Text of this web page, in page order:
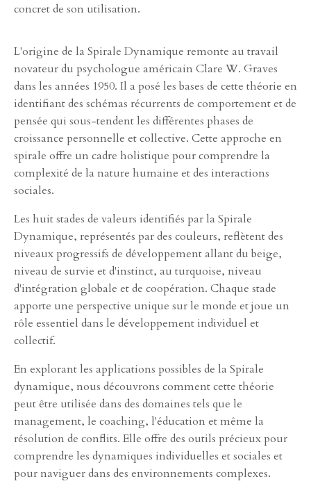
concret de son utilisation.
L'origine de la Spirale Dynamique remonte au travail
novateur du psychologue américain Clare W. Graves
dans les années 1950. Il a posé les bases de cette théorie en
identifiant des schémas récurrents de comportement et de
pensée qui sous-tendent les différentes phases de
croissance personnelle et collective. Cette approche en
spirale offre un cadre holistique pour comprendre la
complexité de la nature humaine et des interactions
sociales.
Les huit stades de valeurs identifiés par la Spirale
Dynamique, représentés par des couleurs, reflètent des
niveaux progressifs de développement allant du beige,
niveau de survie et d'instinct, au turquoise, niveau
d'intégration globale et de coopération. Chaque stade
apporte une perspective unique sur le monde et joue un
rôle essentiel dans le développement individuel et
collectif.
En explorant les applications possibles de la Spirale
dynamique, nous découvrons comment cette théorie
peut être utilisée dans des domaines tels que le
management, le coaching, l'éducation et même la
résolution de conflits. Elle offre des outils précieux pour
comprendre les dynamiques individuelles et sociales et
pour naviguer dans des environnements complexes.